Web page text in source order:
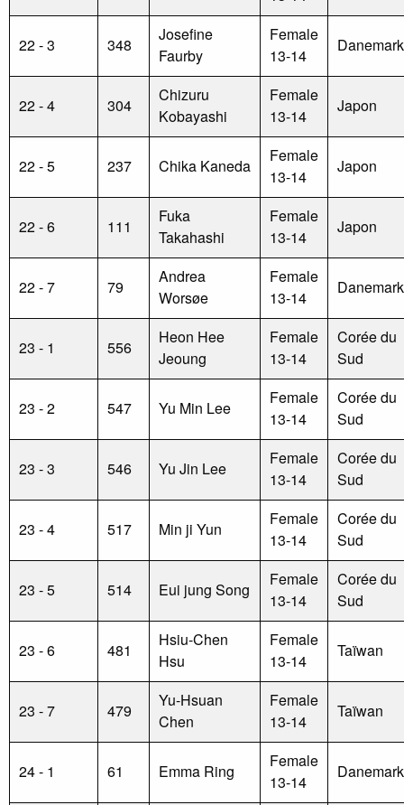
22 - 3 348
Josefine
Faurby
Female
13-14
Danemark
22 - 4 304
Chizuru
Kobayashi
Female
13-14
Japon
22 - 5 237 Chika Kaneda
Female
13-14
Japon
22 - 6 111
Fuka
Takahashi
Female
13-14
Japon
22 - 7 79
Andrea
Worsøe
Female
13-14
Danemark
23 - 1 556
Heon Hee
Jeoung
Female
13-14
Corée du
Sud
23 - 2 547 Yu Min Lee
Female
13-14
Corée du
Sud
23 - 3 546 Yu Jin Lee
Female
13-14
Corée du
Sud
23 - 4 517 Min ji Yun
Female
13-14
Corée du
Sud
23 - 5 514 Eui jung Song
Female
13-14
Corée du
Sud
23 - 6 481
Hsiu-Chen
Hsu
Female
13-14
Taïwan
23 - 7 479
Yu-Hsuan
Chen
Female
13-14
Taïwan
24 - 1 61 Emma Ring
Female
13-14
Danemark